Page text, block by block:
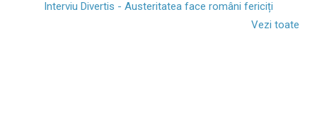
Interviu Divertis - Austeritatea face români fericiți
Vezi toate